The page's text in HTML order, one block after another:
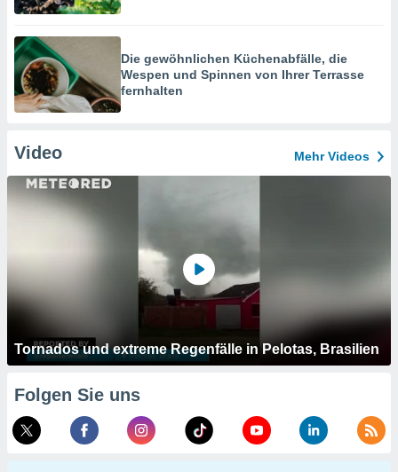
Die gewöhnlichen Küchenabfälle, die
Wespen und Spinnen von Ihrer Terrasse
fernhalten
Video Mehr Videos
Tornados und extreme Regenfälle in Pelotas, Brasilien
Folgen Sie uns